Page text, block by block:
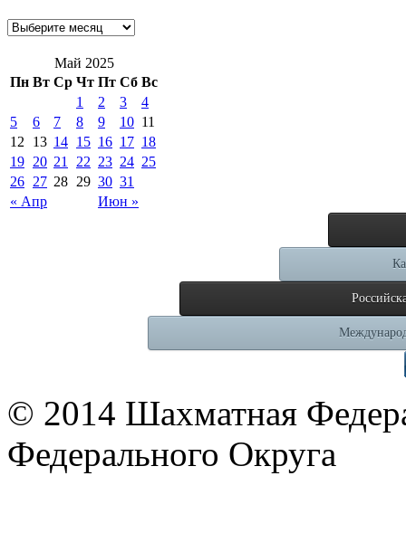
Май 2025
Пн Вт Ср Чт Пт Сб Вс
« Апр Июн »
1 2 3
4
5
6 7 8 9 10 11
12
13 14 15 16 17 18
19 20 21 22 23 24 25
26 27 28 29 30 31
© 2014 Шахматная
Федерального Округа